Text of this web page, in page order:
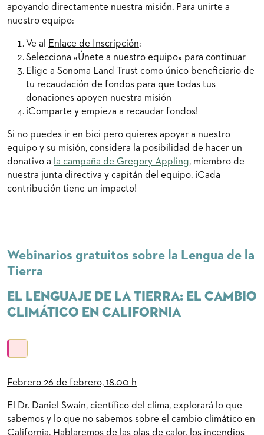
apoyando directamente nuestra misión. Para unirte a
nuestro equipo:
Ve al Enlace de Inscripción:
Selecciona «Únete a nuestro equipo» para continuar
Elige a Sonoma Land Trust como único beneficiario de
tu recaudación de fondos para que todas tus
donaciones apoyen nuestra misión
¡Comparte y empieza a recaudar fondos!
Si no puedes ir en bici pero quieres apoyar a nuestro
equipo y su misión, considera la posibilidad de hacer un
donativo a la campaña de Gregory Appling, miembro de
nuestra junta directiva y capitán del equipo. ¡Cada
contribución tiene un impacto!
Webinarios gratuitos sobre la Lengua de la
Tierra
El lenguaje de la tierra: El cambio
climático en California
Febrero 26 de febrero, 18.00 h
El Dr. Daniel Swain, científico del clima, explorará lo que
sabemos y lo que no sabemos sobre el cambio climático en
California. Hablaremos de las olas de calor, los incendios